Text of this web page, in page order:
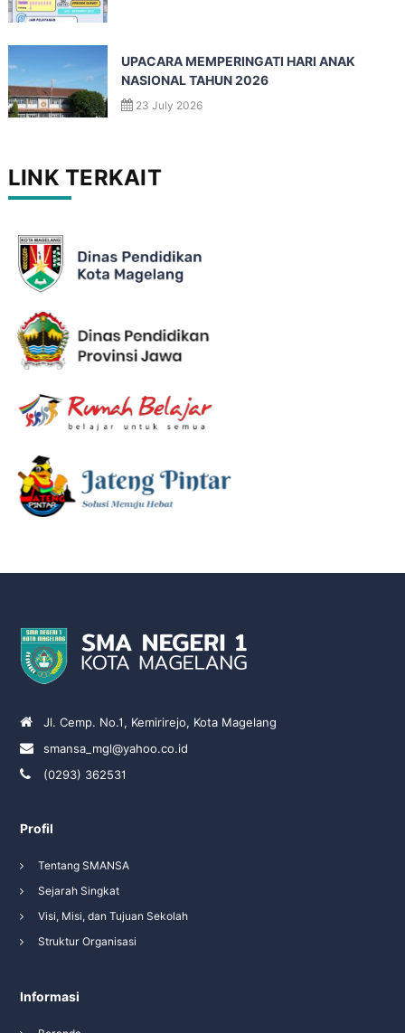
UPACARA MEMPERINGATI HARI ANAK
NASIONAL TAHUN 2026
23 July 2026
LINK TERKAIT
Jl. Cemp. No.1, Kemirirejo, Kota Magelang
smansa_mgl@yahoo.co.id
(0293) 362531
Profil
Tentang SMANSA
Sejarah Singkat
Visi, Misi, dan Tujuan Sekolah
Struktur Organisasi
Informasi